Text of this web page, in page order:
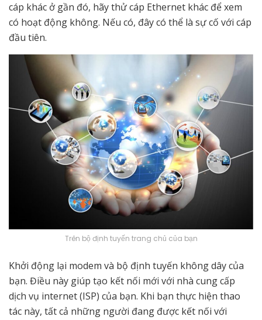
cáp khác ở gần đó, hãy thử cáp Ethernet khác để xem
có hoạt động không. Nếu có, đây có thể là sự cố với cáp
đầu tiên.
Trên bộ định tuyến trang chủ của bạn
Khởi động lại modem và bộ định tuyến không dây của
bạn. Điều này giúp tạo kết nối mới với nhà cung cấp
dịch vụ internet (ISP) của bạn. Khi bạn thực hiện thao
tác này, tất cả những người đang được kết nối với